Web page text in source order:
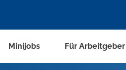
Minijobs Für Arbeitgeber